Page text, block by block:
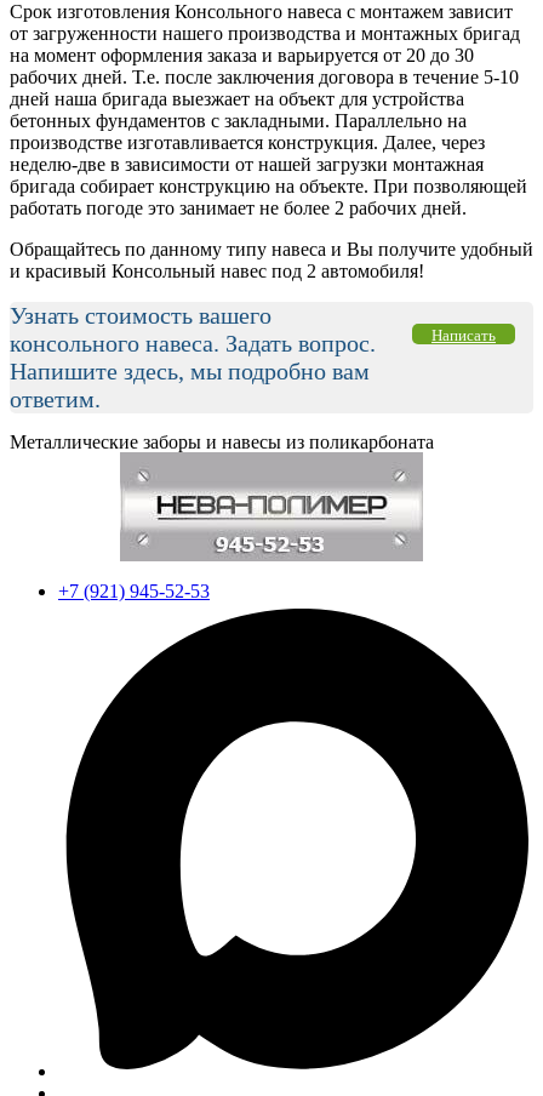
Срок изготовления Консольного навеса с монтажем зависит
от загруженности нашего производства и монтажных бригад
на момент оформления заказа и варьируется от 20 до 30
рабочих дней. Т.е. после заключения договора в течение 5-10
дней наша бригада выезжает на объект для устройства
бетонных фундаментов с закладными. Параллельно на
производстве изготавливается конструкция. Далее, через
неделю-две в зависимости от нашей загрузки монтажная
бригада собирает конструкцию на объекте. При позволяющей
работать погоде это занимает не более 2 рабочих дней.
Обращайтесь по данному типу навеса и Вы получите удобный
и красивый Консольный навес под 2 автомобиля!
Написать
Узнать стоимость вашего
консольного навеса. Задать вопрос.
Напишите здесь, мы подробно вам
ответим.
Металлические заборы и навесы из поликарбоната
+7 (921) 945-52-53